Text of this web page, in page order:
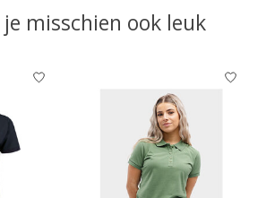
misschien ook leuk